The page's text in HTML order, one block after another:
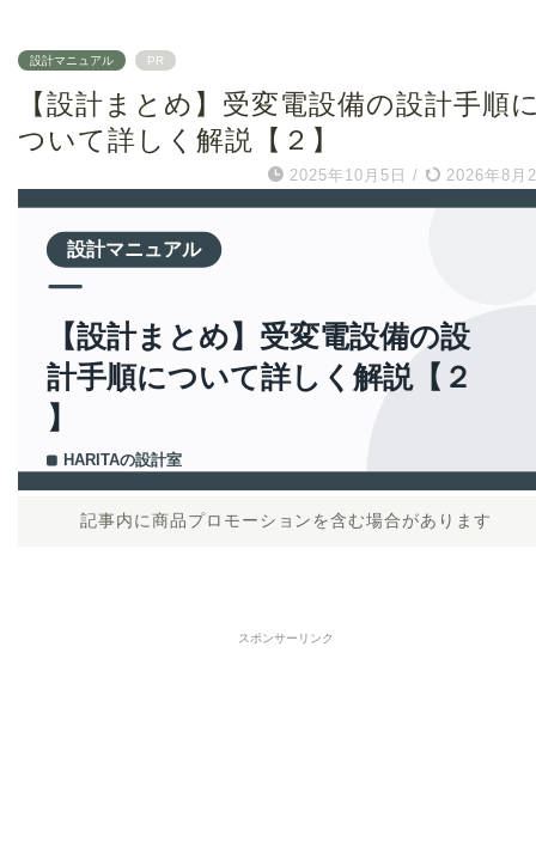
設計マニュアル PR
【設計まとめ】受変電設備の設計手順
ついて詳しく解説【２】
2025年10月5日 / 2026年8月
記事内に商品プロモーションを含む場合があります
スポンサーリンク